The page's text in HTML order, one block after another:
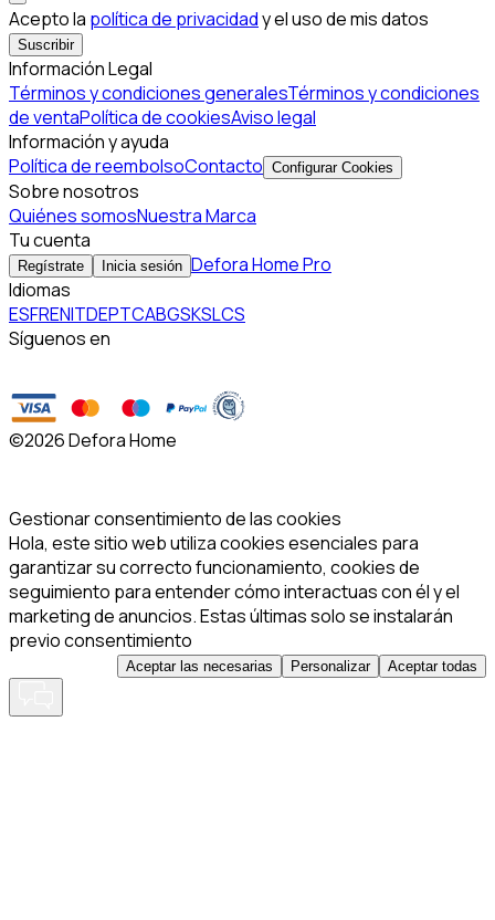
Acepto la política de privacidady el uso de mis datos
Suscribir
Información Legal
Términos y condiciones generalesTérminos y condiciones
de ventaPolítica de cookiesAviso legal
Información y ayuda
Política de reembolsoContacto Configurar Cookies
Sobre nosotros
Quiénes somosNuestra Marca
Tu cuenta
Regístrate Inicia sesión Defora Home Pro
Idiomas
ESFRENITDEPTCABGSKSLCS
Síguenos en
©2026 Defora Home
Gestionar consentimiento de las cookies
Hola, este sitio web utiliza cookies esenciales para
garantizar su correcto funcionamiento, cookies de
seguimiento para entender cómo interactuas con él y el
marketing de anuncios. Estas últimas solo se instalarán
previo consentimiento
Aceptar las necesarias Personalizar Aceptar todas